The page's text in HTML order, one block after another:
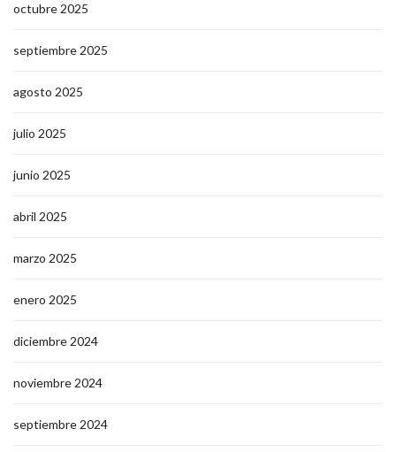
octubre 2025
septiembre 2025
agosto 2025
julio 2025
junio 2025
abril 2025
marzo 2025
enero 2025
diciembre 2024
noviembre 2024
septiembre 2024